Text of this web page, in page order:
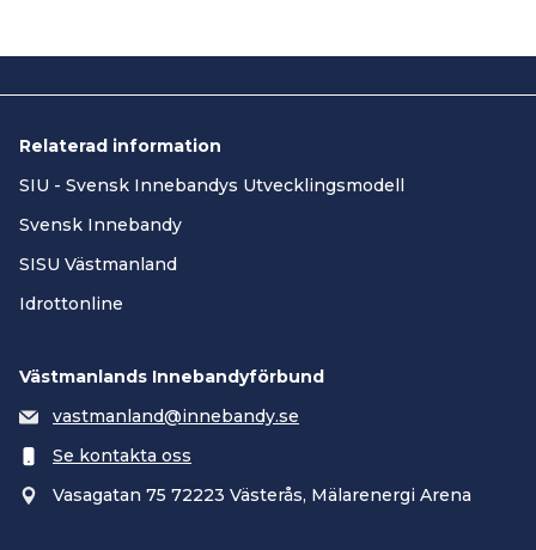
Relaterad information
SIU - Svensk Innebandys Utvecklingsmodell
Svensk Innebandy
SISU Västmanland
Idrottonline
Västmanlands Innebandyförbund
vastmanland@innebandy.se
Se kontakta oss
Vasagatan 75 72223 Västerås, Mälarenergi Arena